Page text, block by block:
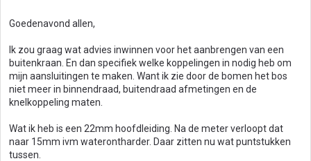
Goedenavond allen,
Ik zou graag wat advies inwinnen voor het aanbrengen van een
buitenkraan. En dan specifiek welke koppelingen in nodig heb om
mijn aansluitingen te maken. Want ik zie door de bomen het bos
niet meer in binnendraad, buitendraad afmetingen en de
knelkoppeling maten.
Wat ik heb is een 22mm hoofdleiding. Na de meter verloopt dat
naar 15mm ivm waterontharder. Daar zitten nu wat puntstukken
tussen.